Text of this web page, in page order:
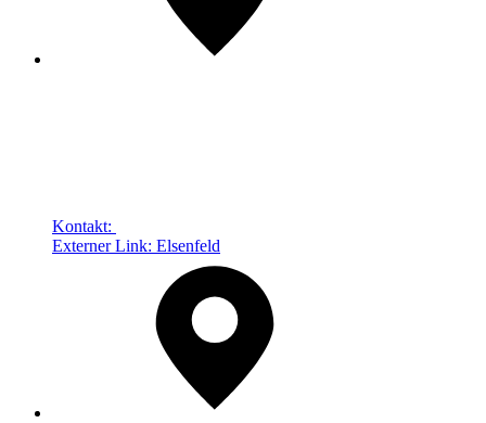
Kontakt:
Externer Link: Elsenfeld